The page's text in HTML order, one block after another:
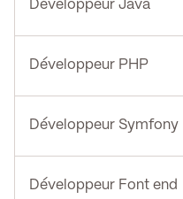
Développeur Java
Développeur PHP
Développeur Symfony
Développeur Font end